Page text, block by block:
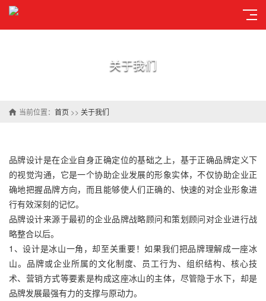
关于我们
当前位置： 首页 >> 关于我们
品牌设计是在企业自身正确定位的基础之上，基于正确品牌定义下
的视觉沟通，它是一个协助企业发展的形象实体，不仅协助企业正
确地把握品牌方向，而且能够使人们正确的、快速的对企业形象进
行有效深刻的记忆。
品牌设计来源于最初的企业品牌战略顾问和策划顾问对企业进行战
略整合以后。
1、设计是冰山一角，却至关重要！如果我们把品牌理解成一座冰
山。品牌或企业所属的文化制度、员工行为、组织结构、核心技
术、营销方式等要素是构成这座冰山的主体，尽管隐于水下，却是
品牌发展最强有力的支撑与原动力。